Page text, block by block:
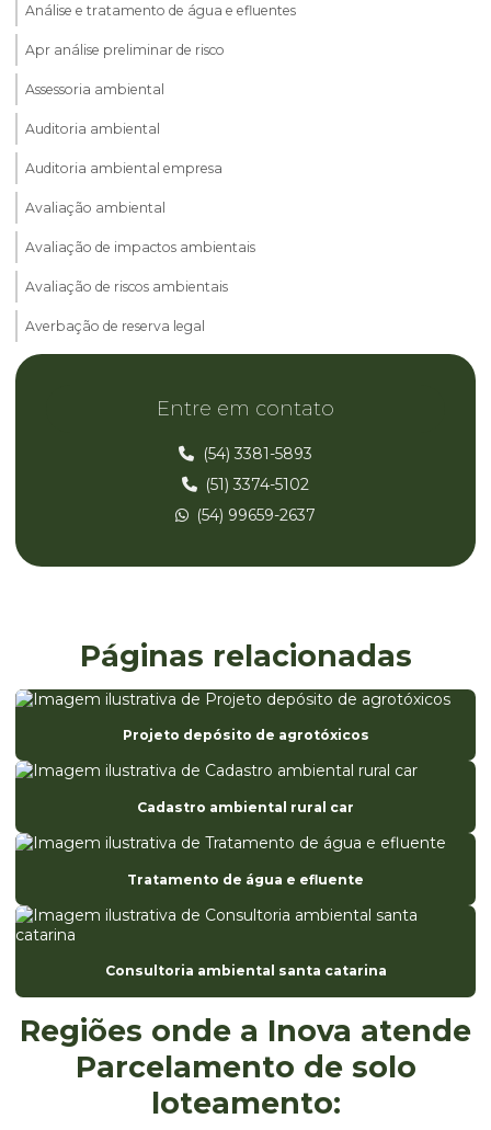
Análise e tratamento de água e efluentes
Apr análise preliminar de risco
Assessoria ambiental
Auditoria ambiental
Auditoria ambiental empresa
Avaliação ambiental
Avaliação de impactos ambientais
Avaliação de riscos ambientais
Averbação de reserva legal
Cadastro ambiental rural car
Consultoria ambiental
Consultoria ambiental parana
Consultoria ambiental rio grande do sul
Consultoria ambiental rs
Consultoria ambiental santa catarina
Consultoria e licenciamento ambiental
Eia estudo de impacto ambiental
Elaboração da análise preliminar de riscos
Elaboração de fispq
Elaboração de laudos e pareceres técnicos ambientais
Empresa de avaliação ambiental
Empresa de ete
Empresa monitoramento ambiental
Empresa de projetos ambientais
Empresa que elabora fispq
Entre em contato
(54) 3381-5893
(51) 3374-5102
(54) 99659-2637
Páginas relacionadas
Projeto depósito de agrotóxicos
Cadastro ambiental rural car
Tratamento de água e efluente
Consultoria ambiental santa catarina
Regiões onde a Inova atende
Parcelamento de solo
loteamento: